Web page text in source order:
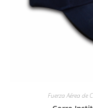
Fuerza Aérea de